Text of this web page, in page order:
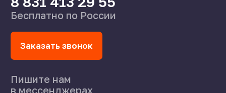
Создание сайта